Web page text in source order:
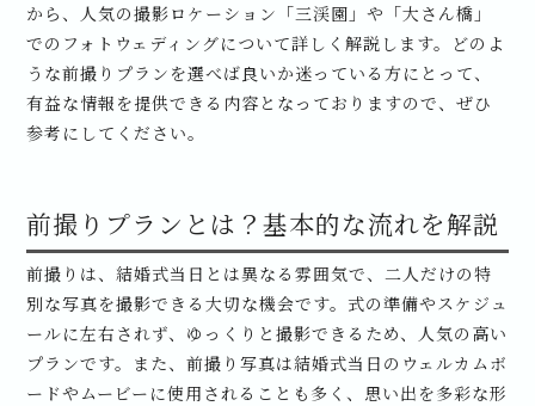
から、人気の撮影ロケーション「三渓園」や「大さん橋」
でのフォトウェディングについて詳しく解説します。どのよ
うな前撮りプランを選べば良いか迷っている方にとって、
有益な情報を提供できる内容となっておりますので、ぜひ
参考にしてください。
前撮りプランとは？基本的な流れを解説
前撮りは、結婚式当日とは異なる雰囲気で、二人だけの特
別な写真を撮影できる大切な機会です。式の準備やスケジュ
ールに左右されず、ゆっくりと撮影できるため、人気の高い
プランです。また、前撮り写真は結婚式当日のウェルカムボ
ードやムービーに使用されることも多く、思い出を多彩な形